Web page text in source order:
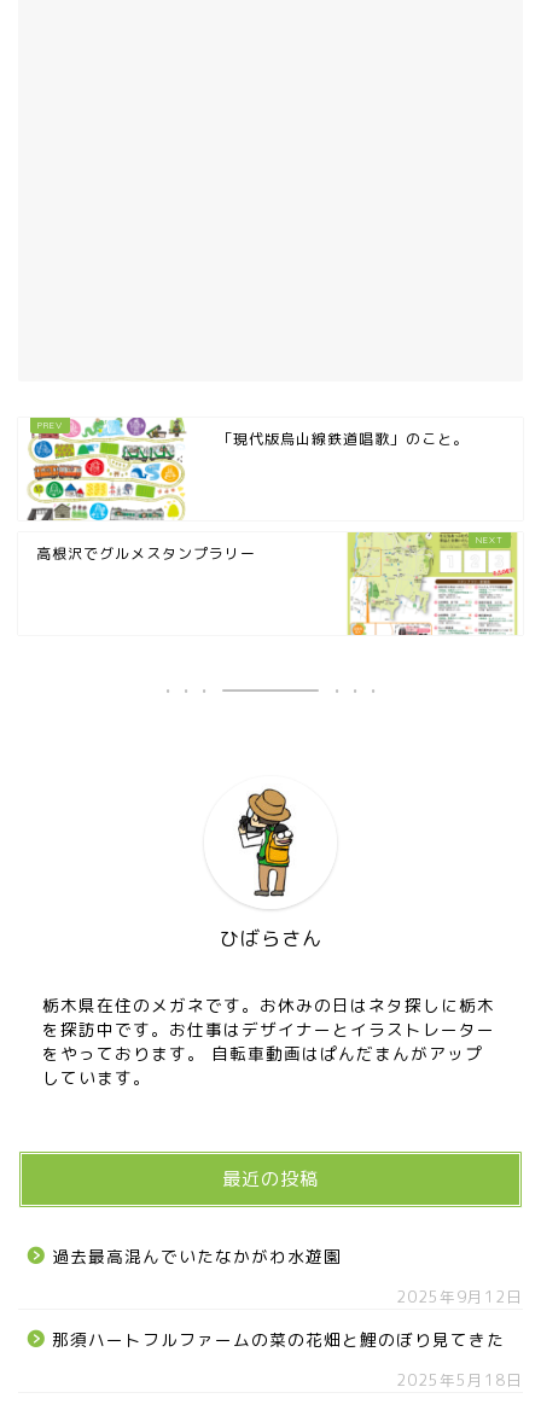
「現代版烏山線鉄道唱歌」のこと。
高根沢でグルメスタンプラリー
ひばらさん
栃木県在住のメガネです。お休みの日はネタ探しに栃木
を探訪中です。お仕事はデザイナーとイラストレーター
をやっております。 自転車動画はぱんだまんがアップ
しています。
最近の投稿
過去最高混んでいたなかがわ水遊園
2025年9月12日
那須ハートフルファームの菜の花畑と鯉のぼり見てきた
2025年5月18日